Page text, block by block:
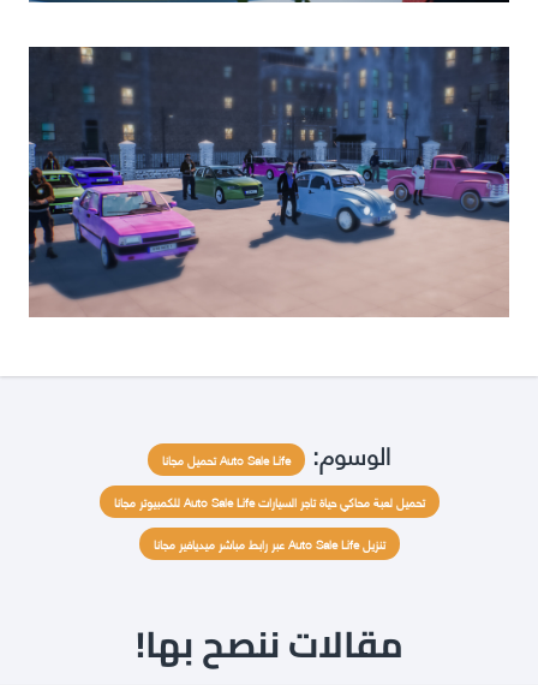
الوسوم:
Auto Sale Life تحميل مجانا
تحميل لعبة محاكي حياة تاجر السيارات Auto Sale Life للكمبيوتر مجانا
تنزيل Auto Sale Life عبر رابط مباشر ميديافير مجانا
مقالات ننصح بها!